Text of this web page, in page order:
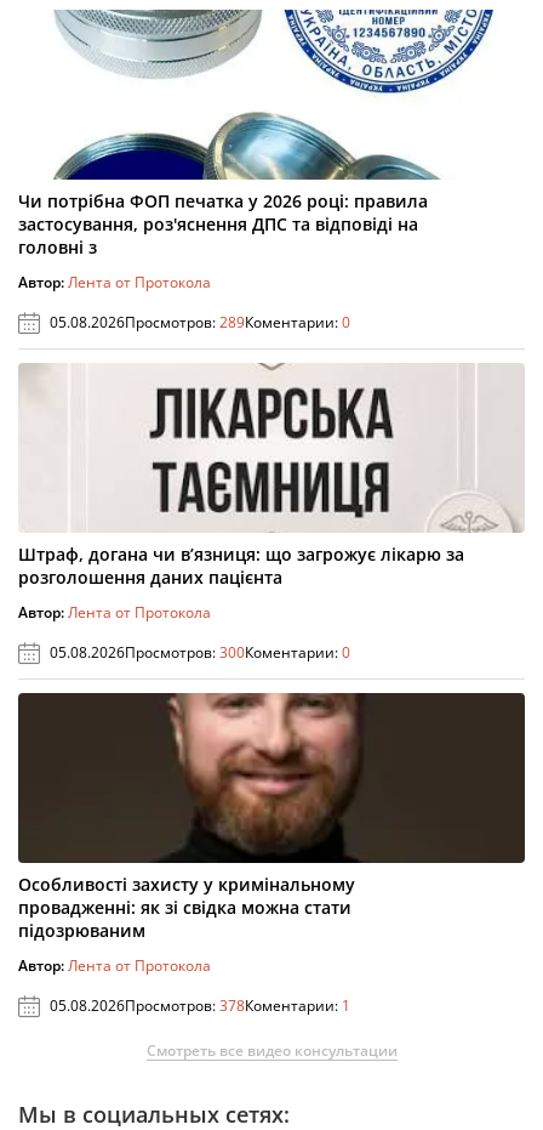
Чи потрібна ФОП печатка у 2026 році: правила
застосування, роз'яснення ДПС та відповіді на
головні з
Автор:Лента от Протокола
05.08.2026Просмотров:289Коментарии:0
Штраф, догана чи в’язниця: що загрожує лікарю за
розголошення даних пацієнта
Автор:Лента от Протокола
05.08.2026Просмотров:300Коментарии:0
Особливості захисту у кримінальному
провадженні: як зі свідка можна стати
підозрюваним
Автор:Лента от Протокола
05.08.2026Просмотров:378Коментарии: 1
Смотреть все видео консультации
Мы в социальных сетях: